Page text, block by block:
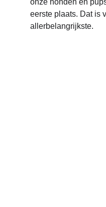
onze honden en
eerste plaats. Dat is
allerbelangrijkste.